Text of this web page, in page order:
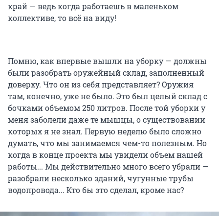
край — ведь когда работаешь в маленьком
коллективе, то всё на виду!
Помню, как впервые вышли на уборку — должны
были разобрать оружейный склад, заполненный
доверху. Что он из себя представляет? Оружия
там, конечно, уже не было. Это был целый склад с
бочками объемом 250 литров. После той уборки у
меня заболели даже те мышцы, о существовании
которых я не знал. Первую неделю было сложно
думать, что мы занимаемся чем-то полезным. Но
когда в конце проекта мы увидели объем нашей
работы... Мы действительно много всего убрали —
разобрали несколько зданий, чугунные трубы
водопровода... Кто бы это сделал, кроме нас?